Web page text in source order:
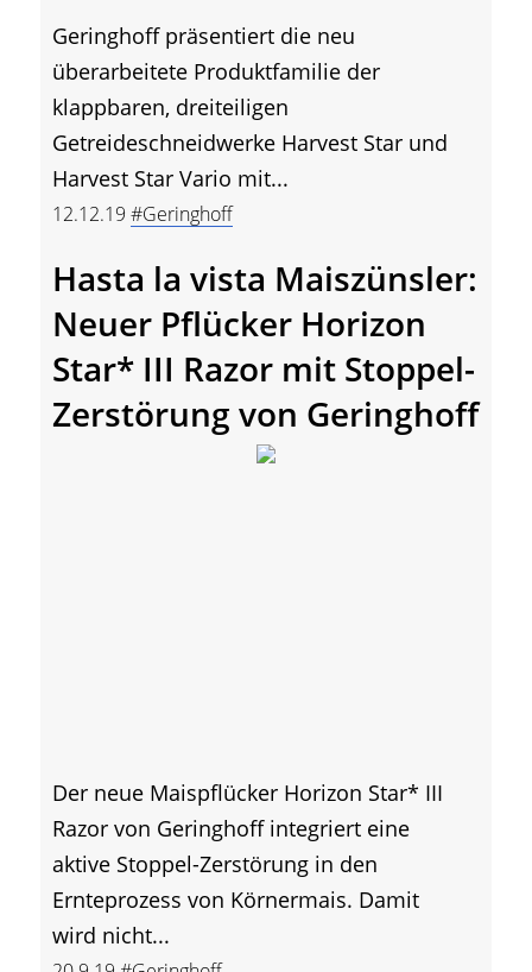
Geringhoff präsentiert die neu
überarbeitete Produktfamilie der
klappbaren, dreiteiligen
Getreideschneidwerke Harvest Star und
Harvest Star Vario mit...
12.12.19 #Geringhoff
Hasta la vista Maiszünsler:
Neuer Pflücker Horizon
Star* III Razor mit Stoppel-
Zerstörung von Geringhoff
Der neue Maispflücker Horizon Star* III
Razor von Geringhoff integriert eine
aktive Stoppel-Zerstörung in den
Ernteprozess von Körnermais. Damit
wird nicht...